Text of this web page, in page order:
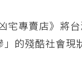
宅專賣店》將
的殘酷社會現